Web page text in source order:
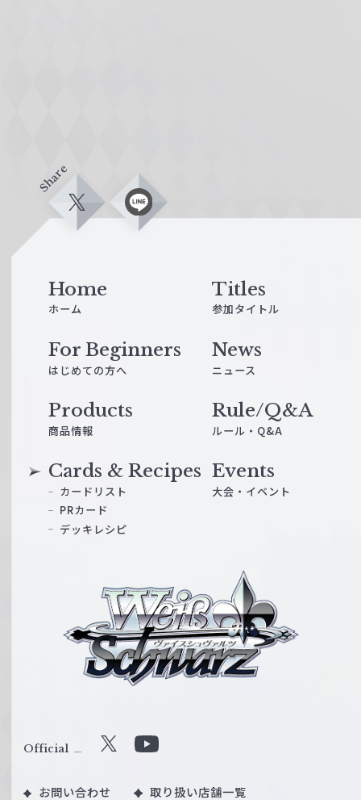
Share
X L
ス
ル
Home
ホーム
Titles
参加タイトル
For Beginners
はじめての方へ
News
ニュース
Products
商品情報
Cards & Recipes
カードリスト
PRカード
デッキレシピ
Events
大会・イベント
Rule/Q&A
ルール・Q&A
Official X
u
お問い合わせ 取り扱い店舗一覧